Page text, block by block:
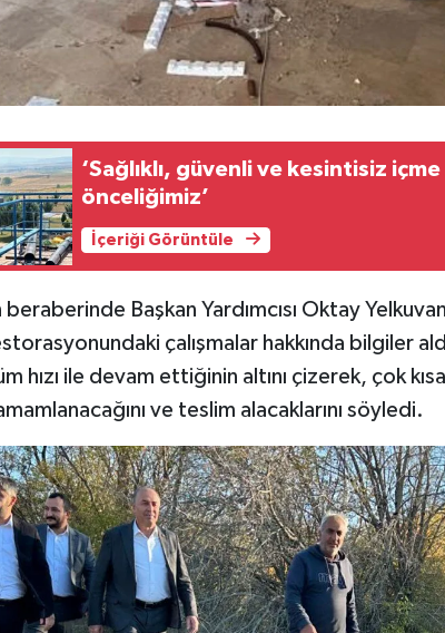
‘Sağlıklı, güvenli ve kesintisiz içme suyu en temel
önceliğimiz’
İçeriği Görüntüle
beraberinde Başkan Yardımcısı Oktay
çalışmalar hakkında bilgiler
hızı ile devam ettiğinin altını çizerek, çok
ve teslim alacaklarını söyledi.